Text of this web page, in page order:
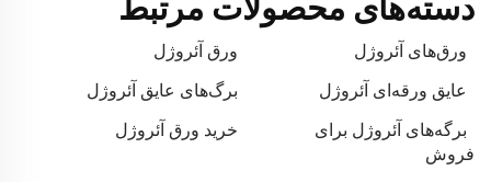
دسته‌های محصولات مرتبط
ورق‌های آئروژل
ورق آئروژل
عایق ورقه‌ای آئروژل
برگ‌های عایق آئروژل
برگه‌های آئروژل برای
فروش
خرید ورق آئروژل